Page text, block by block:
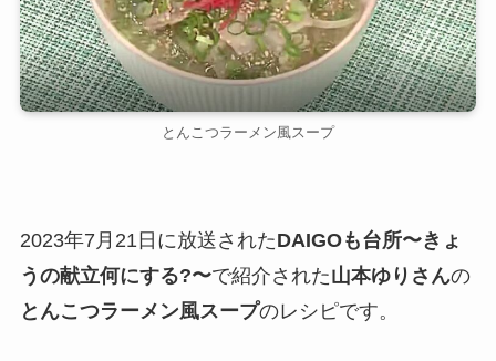
とんこつラーメン風スープ
2023年7月21日に放送されたDAIGOも台所〜きょ
うの献立何にする?〜で紹介された山本ゆりさんの
とんこつラーメン風スープのレシピです。